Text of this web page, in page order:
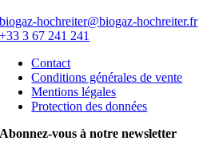
biogaz-hochreiter@biogaz-hochreiter.fr
+33 3 67 241 241
Contact
Conditions générales de vente
Mentions légales
Protection des données
Abonnez-vous à notre newsletter